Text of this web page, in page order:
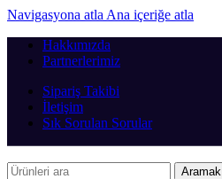
Navigasyona atla Ana içeriğe atla
Hakkımızda
Partnerlerimiz
Sipariş Takibi
İletişim
Sık Sorulan Sorular
Aramak